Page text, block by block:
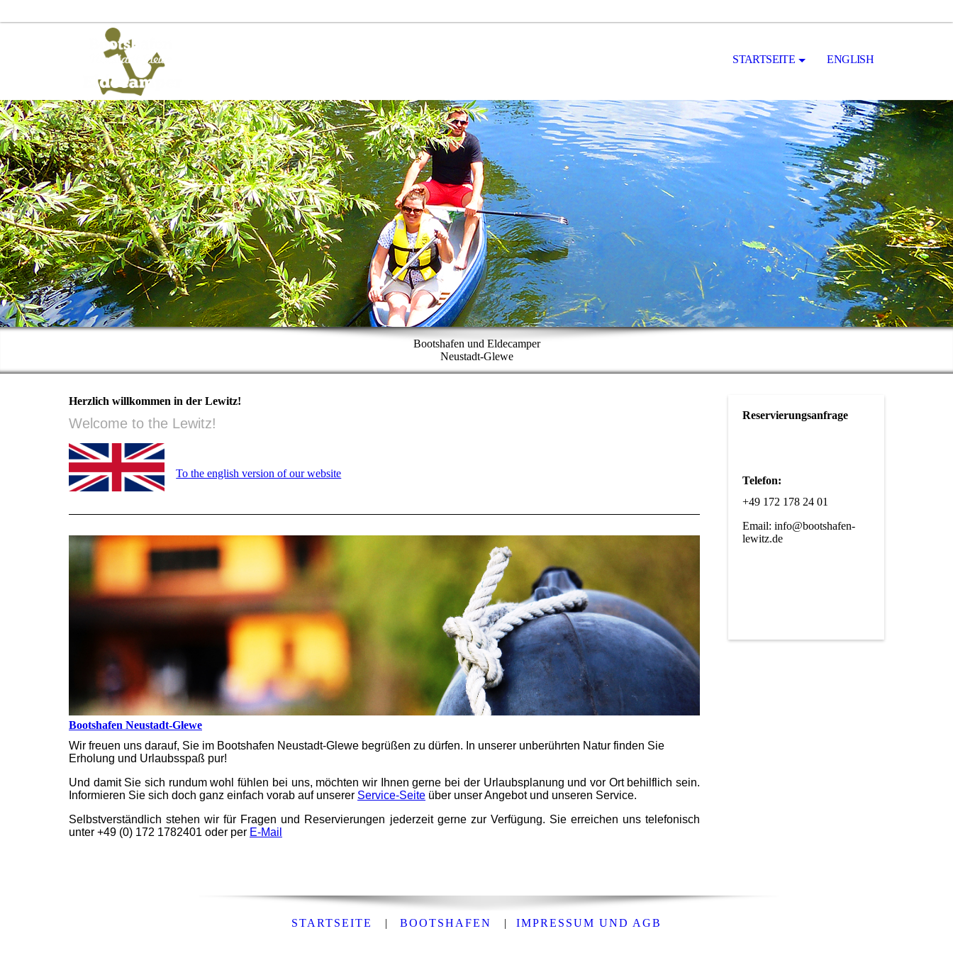
STARTSEITE ENGLISH
Bootshafen und Eldecamper
Neustadt-Glewe
Herzlich willkommen in der Lewitz!
Welcome to the Lewitz!
To the english version of our website
Bootshafen Neustadt-Glewe
Wir freuen uns darauf, Sie im Bootshafen Neustadt-Glewe begrüßen zu dürfen. In unserer unberührten Natur finden Sie
Erholung und Urlaubsspaß pur!
Und damit Sie sich rundum wohl fühlen bei uns, möchten wir Ihnen gerne bei der Urlaubsplanung und vor Ort behilflich sein.
Informieren Sie sich doch ganz einfach vorab auf unserer Service-Seite über unser Angebot und unseren Service.
Selbstverständlich stehen wir für Fragen und Reservierungen jederzeit gerne zur Verfügung. Sie erreichen uns telefonisch
unter +49 (0) 172 1782401 oder per E-Mail
Reservierungsanfrage
Telefon:
+49 172 178 24 01
Email: info@bootshafen-
lewitz.de
STARTSEITE | BOOTSHAFEN | IMPRESSUM UND AGB